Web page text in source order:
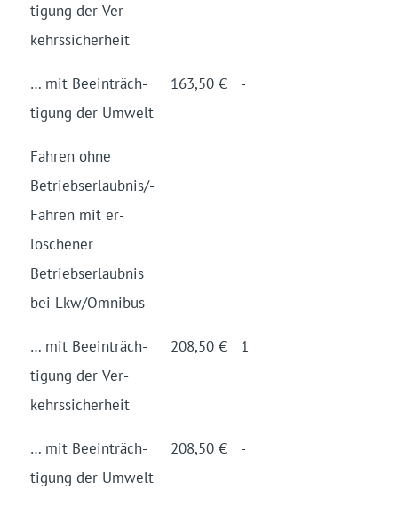
ti­gung der Ver­
kehrs­sich­er­heit
… mit Be­ein­träch­
ti­gung der Um­welt
163,50 € -
Fahr­en oh­ne
Betriebs­erlaub­nis/­
Fahren mit er­
losch­en­er
Betriebs­er­laub­nis
bei Lkw/­Om­ni­bus
… mit Be­ein­träch­
ti­gung der Ver­
kehrs­sich­er­heit
208,50 € 1
… mit Be­ein­träch­
ti­gung der Um­welt
208,50 € -